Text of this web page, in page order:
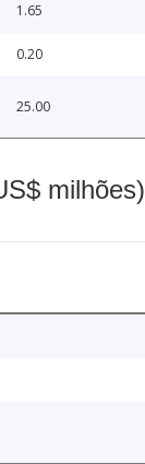
1.65
0.20
25.00
milhões)